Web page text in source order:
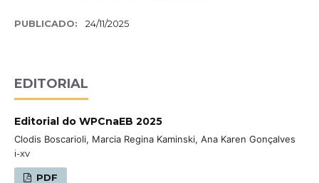
PUBLICADO: 24/11/2025
EDITORIAL
Editorial do WPCnaEB 2025
Clodis Boscarioli, Marcia Regina Kaminski, Ana Karen Gonçalves
i-xv
PDF